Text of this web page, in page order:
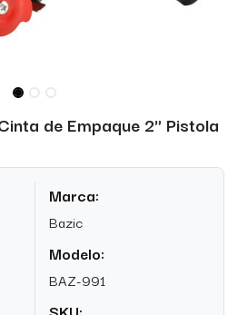
de Empaque 2" Pistola
Marca:
Bazic
Modelo:
BAZ-991